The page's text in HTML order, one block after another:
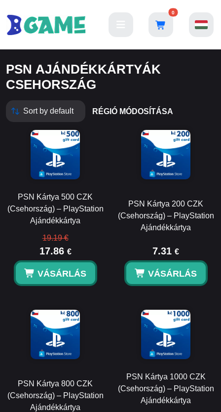
0
PSN AJÁNDÉKKÁRTYÁK
CSEHORSZÁG
RÉGIÓ MÓDOSÍTÁSA
PSN Kártya 500 CZK
(Csehország) – PlayStation
Ajándékkártya
19.19 €
17.86 €
VÁSÁRLÁS
PSN Kártya 200 CZK
(Csehország) – PlayStation
Ajándékkártya
7.31 €
VÁSÁRLÁS
PSN Kártya 800 CZK
(Csehország) – PlayStation
Ajándékkártya
PSN Kártya 1000 CZK
(Csehország) – PlayStation
Ajándékkártya